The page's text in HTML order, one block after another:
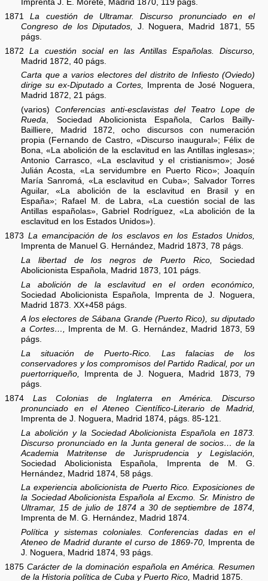
Imprenta J. E. Morete, Madrid 1870, 119 págs.
1871La cuestión de Ultramar. Discurso pronunciado en el
Congreso de los Diputados,
J. Noguera, Madrid 1871, 55
págs.
1872La cuestión social en las Antillas Españolas. Discurso,
Madrid 1872, 40 págs.
Carta que a varios electores del distrito de Infiesto (Oviedo)
dirige su ex-Diputado a Cortes, Imprenta de José Noguera,
Madrid 1872, 21 págs.
(varios)Conferencias anti-esclavistas del Teatro Lope de
Rueda, Sociedad Abolicionista Española, Carlos Bailly-
Bailliere, Madrid 1872, ocho discursos con numeración
propia (Fernando de Castro, «Discurso inaugural»; Félix de
Bona, «La abolición de la esclavitud en las Antillas inglesas»;
Antonio Carrasco, «La esclavitud y el cristianismo»; José
Julián Acosta, «La servidumbre en Puerto Rico»; Joaquín
María Sanromá, «La esclavitud en Cuba»; Salvador Torres
Aguilar, «La abolición de la esclavitud en Brasil y en
España»; Rafael M. de Labra, «La cuestión social de las
Antillas españolas», Gabriel Rodríguez, «La abolición de la
esclavitud en los Estados Unidos»).
1873 La emancipación de los esclavos en los Estados Unidos,
Imprenta de Manuel G. Hernández, Madrid 1873, 78 págs.
La libertad de los negros de Puerto Rico,
Sociedad
Abolicionista Española, Madrid 1873, 101 págs.
La abolición de la esclavitud en el orden económico,
Sociedad Abolicionista Española, Imprenta de J. Noguera,
Madrid 1873. XX+458 págs.
A los electores de Sábana Grande (Puerto Rico), su diputado
a Cortes…, Imprenta de M. G. Hernández, Madrid 1873, 59
págs.
La situación de Puerto-Rico. Las falacias de los
conservadores y los compromisos del Partido Radical, por un
puertorriqueño, Imprenta de J. Noguera, Madrid 1873, 79
págs.
1874Las Colonias de Inglaterra en América. Discurso
pronunciado en el Ateneo Científico-Literario de Madrid,
Imprenta de J. Noguera, Madrid 1874, págs. 85-121.
La abolición y la Sociedad Abolicionista Española en 1873.
Discurso pronunciado en la Junta general de socios… de la
Academia Matritense de Jurisprudencia y Legislación,
Sociedad Abolicionista Española, Imprenta de M. G.
Hernández, Madrid 1874, 58 págs.
La experiencia abolicionista de Puerto Rico. Exposiciones de
la Sociedad Abolicionista Española al Excmo. Sr. Ministro de
Ultramar, 15 de julio de 1874 a 30 de septiembre de 1874,
Imprenta de M. G. Hernández, Madrid 1874.
Política y sistemas coloniales. Conferencias dadas en el
Ateneo de Madrid durante el curso de 1869-70, Imprenta de
J. Noguera, Madrid 1874, 93 págs.
1875Carácter de la dominación española en América. Resumen
de la Historia política de Cuba y Puerto Rico, Madrid 1875.